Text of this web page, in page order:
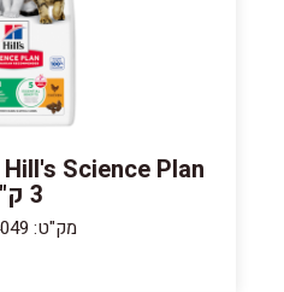
3 ק"ג
מק"ט: 41604049